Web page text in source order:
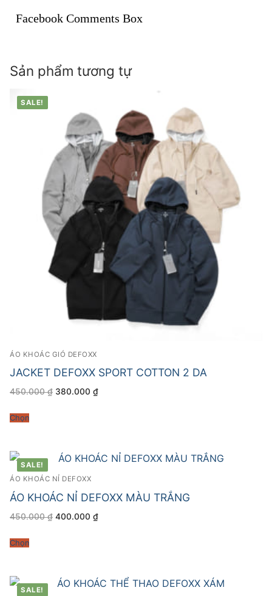
Facebook Comments Box
Sản phẩm tương tự
SALE!
ÁO KHOÁC GIÓ DEFOXX
JACKET DEFOXX SPORT COTTON 2 DA
450.000₫ Giá
380.000 ₫Giá
Chọn
SALE!
ÁO KHOÁC NỈ DEFOXX
ÁO KHOÁC NỈ DEFOXX MÀU TRẮNG
450.000₫ Giá
400.000 ₫Giá
Chọn
SALE!